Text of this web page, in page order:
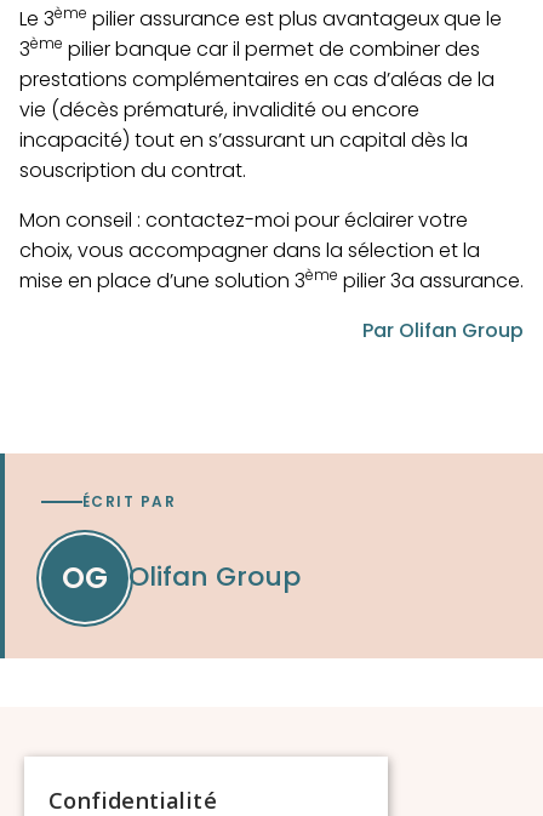
Le 3ème pilier assurance est plus avantageux que le
3ème pilier banque car il permet de combiner des
prestations complémentaires en cas d’aléas de la
vie (décès prématuré, invalidité ou encore
incapacité) tout en s’assurant un capital dès la
souscription du contrat.
Mon conseil : contactez-moi pour éclairer votre
choix, vous accompagner dans la sélection et la
mise en place d’une solution 3ème pilier 3a assurance.
Par Olifan Group
ÉCRIT PAR
OG Olifan Group
Confidentialité